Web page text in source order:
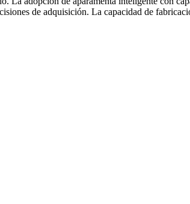
de adquisición. La capacidad de